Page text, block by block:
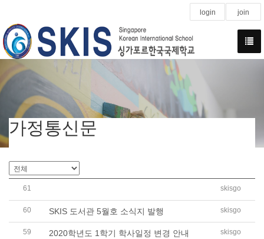
login join
가정통신문
61 skisgo
60 SKIS 도서관 5월호 소식지 발행 skisgo
59 2020학년도 1학기 학사일정 변경 안내 skisgo